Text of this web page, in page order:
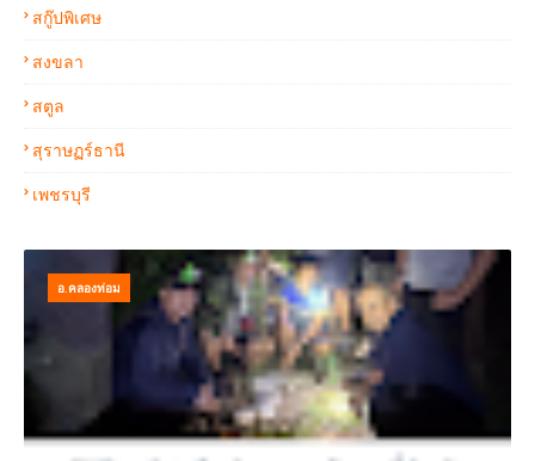
สกู๊ปพิเศษ
สงขลา
สตูล
สุราษฏร์ธานี
เพชรบุรี
อ.คลองท่อม